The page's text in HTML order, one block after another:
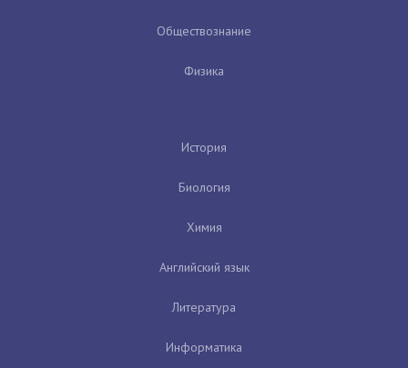
Обществознание
Физика
История
Биология
Химия
Английский язык
Литература
Информатика